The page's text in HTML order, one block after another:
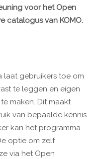
voor het Open
catalogus van KOMO.
laat gebruikers toe om
te leggen en eigen
maken. Dit maakt
van bepaalde kennis
kan het programma
optie om zelf
via het Open